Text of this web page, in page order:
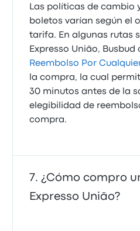
Las políticas de cambio
boletos varían según el
tarifa. En algunas rutas
Expresso União,
Reembolso Por
la compra, la cual
30 minutos antes de la
elegibilidad de
compra.
¿Cómo compro
Expresso União?